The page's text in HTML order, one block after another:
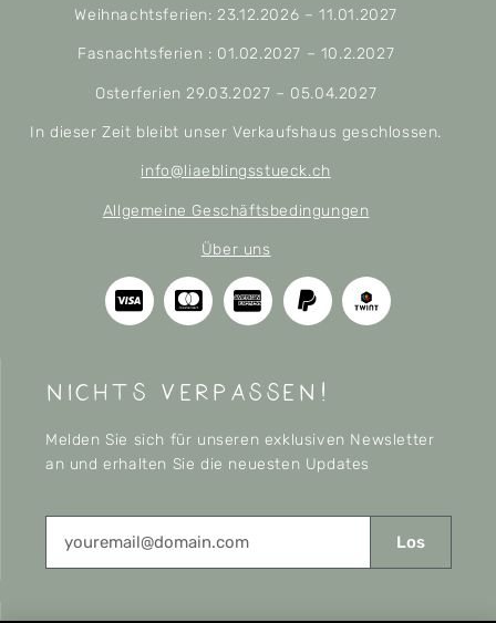
Weihnachtsferien: 23.12.2026 – 11.01.2027
Fasnachtsferien : 01.02.2027 – 10.2.2027
Osterferien 29.03.2027 – 05.04.2027
In dieser Zeit bleibt unser Verkaufshaus geschlossen.
info@liaeblingsstueck.ch
Allgemeine Geschäftsbedingungen
Über uns
nichts verpassen!
Melden Sie sich für unseren exklusiven Newsletter
an und erhalten Sie die neuesten Updates
Los